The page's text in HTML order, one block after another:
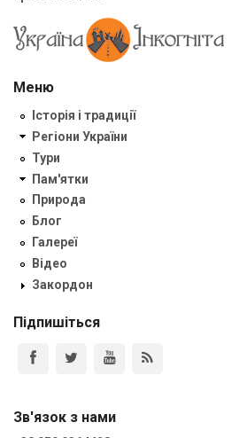
Меню
Історія і традиції
Регіони України
Тури
Пам'ятки
Природа
Блог
Галереї
Відео
Закордон
Підпишіться
Зв'язок з нами